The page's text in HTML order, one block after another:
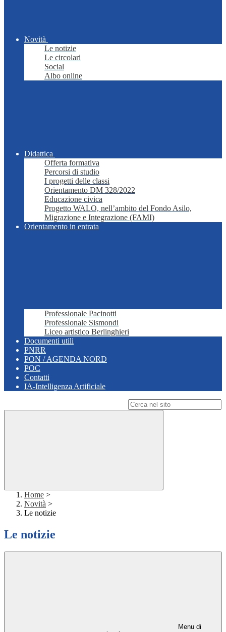
Novità
Le notizie
Le circolari
Social
Albo online
Didattica
Offerta formativa
Percorsi di studio
I progetti delle classi
Orientamento DM 328/2022
Educazione civica
Progetto WALO, nell’ambito del Fondo Asilo,
Migrazione e Integrazione (FAMI)
Orientamento in entrata
Professionale Pacinotti
Professionale Sismondi
Liceo artistico Berlinghieri
Documenti utili
PNRR
PON / AGENDA NORD
POC
Contatti
IA-Intelligenza Artificiale
Home >
Novità >
Le notizie
Le notizie
Menu di